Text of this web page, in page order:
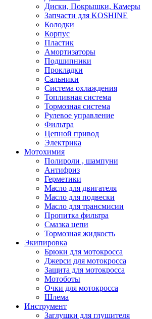
Диски, Покрышки, Камеры
Запчасти для KOSHINE
Колодки
Корпус
Пластик
Амортизаторы
Подшипники
Прокладки
Сальники
Система охлаждения
Топливная система
Тормозная система
Рулевое управление
Фильтра
Цепной привод
Электрика
Мотохимия
Полироли , шампуни
Антифриз
Герметики
Масло для двигателя
Масло для подвески
Масло для трансмисии
Пропитка фильтра
Смазка цепи
Тормозная жидкость
Экипировка
Брюки для мотокросса
Джерси для мотокросса
Защита для мотокросса
Мотоботы
Очки для мотокросса
Шлема
Инструмент
Заглушки для глушителя